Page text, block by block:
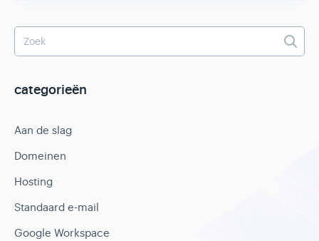
categorieën
Aan de slag
Domeinen
Hosting
Standaard e-mail
Google Workspace